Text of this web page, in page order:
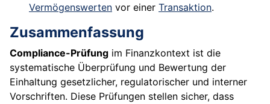
Vermögenswerten vor einer Transaktion.
Zusammenfassung
Compliance-Prüfung im Finanzkontext ist die
systematische Überprüfung und Bewertung der
Einhaltung gesetzlicher, regulatorischer und interner
Vorschriften. Diese Prüfungen stellen sicher, dass